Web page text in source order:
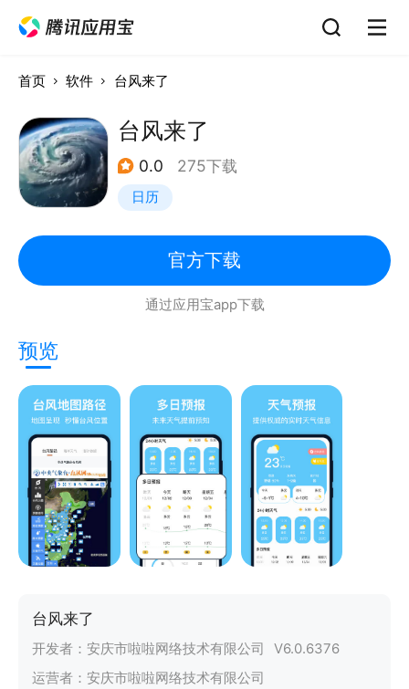
首页 软件 台风来了
台风来了
0.0 275下载
日历
官方下载
通过应用宝app下载
预览
台风来了
开发者： 安庆市啦啦网络技术有限公司 V6.0.6376
运营者： 安庆市啦啦网络技术有限公司